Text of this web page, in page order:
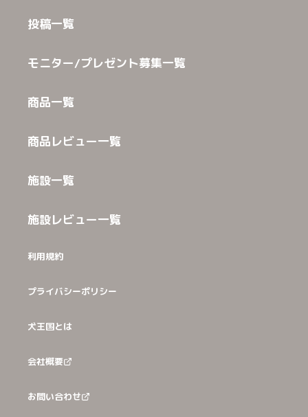
投稿一覧
モニター/プレゼント募集一覧
商品一覧
商品レビュー一覧
施設一覧
施設レビュー一覧
利用規約
プライバシーポリシー
犬王国とは
会社概要
お問い合わせ